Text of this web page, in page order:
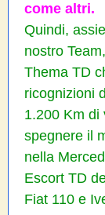
come altri.
Quindi,
nostro
Thema TD
ricognizioni
1.200 Km di
spegnere il
nella
Escort TD
Fiat 110 e